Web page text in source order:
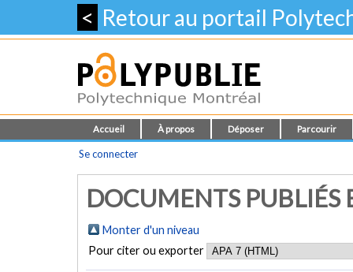
< Retour au portail
Accueil À propos Déposer Parcourir
Se connecter
DOCUMENTS PUBLIÉS
Monter d'un niveau
Pour citer ou exporter